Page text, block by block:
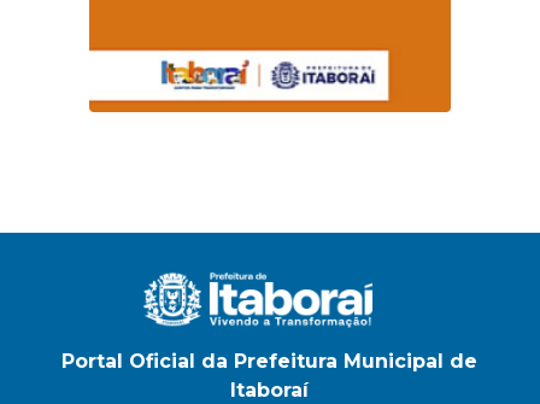
Portal Oficial da Prefeitura Municipal de
Itaboraí